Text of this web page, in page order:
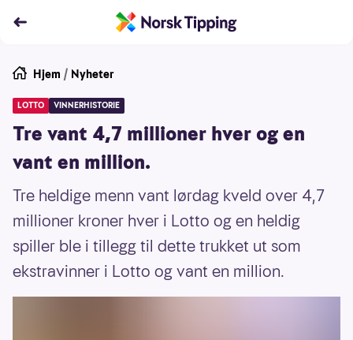
Hjem / Nyheter
LOTTO VINNERHISTORIE
Tre vant 4,7 millioner hver og en
vant en million.
Tre heldige menn vant lørdag kveld over 4,7
millioner kroner hver i Lotto og en heldig
spiller ble i tillegg til dette trukket ut som
ekstravinner i Lotto og vant en million.